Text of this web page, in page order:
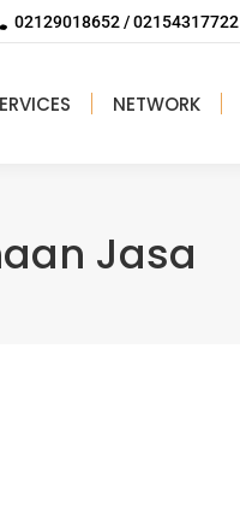
02129018652 / 02154317722
NETWORK
Jasa